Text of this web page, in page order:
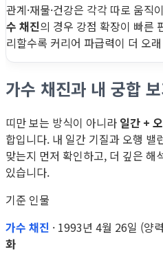
관계·재물·건강은 각각 따로 움
수 채진의 경우 강점 확장이 빠른
리할수록 커리어 파급력이 더 오
가수 채진과 내 궁합
띠만 보는 방식이 아니라 일간 +
합입니다. 내 일간 기질과 오행 밸
맞는지 먼저 확인하고, 더 깊은 해
있습니다.
기준 인물
가수 채진 · 1993년 4월 26일 (양
화